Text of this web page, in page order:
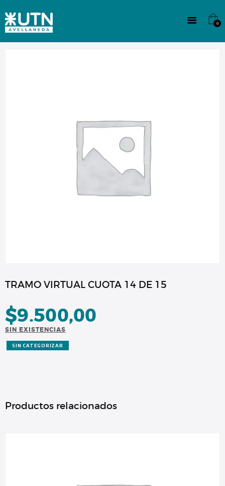
0
CULTURA
TRAMO VIRTUAL CUOTA 14 DE 15
$9.500,00
SIN EXISTENCIAS
SIN CATEGORIZAR
Productos relacionados